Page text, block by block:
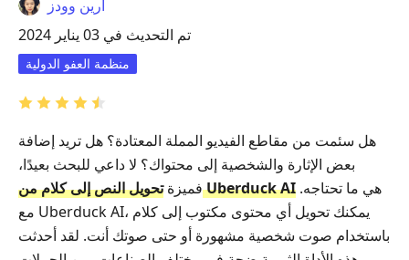
آرين وودز
تم التحديث في 03 يناير 2024
منظمة العفو الدولية
هل سئمت من مقاطع الفيديو المملة المعتادة؟ هل تريد إضافة
بعض الإثارة والشخصية إلى محتواك؟ لا داعي للبحث بعيدًا،
فميزةتحويل النص إلى كلام من Uberduck AI
مع Uberduck AI، يمكنك تحويل أي محتوى مكتوب إلى كلام
باستخدام صوت شخصية مشهورة أو حتى صوتك أنت. لقد أحدثت